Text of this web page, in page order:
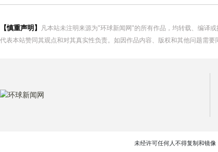
【慎重声明】
凡本站未注明来源为"环球新闻网"的所有作品，均转载、编译
代表本站赞同其观点和对其真实性负责。如因作品内容、版权和其他问题需
未经许可任何人不得复制和镜